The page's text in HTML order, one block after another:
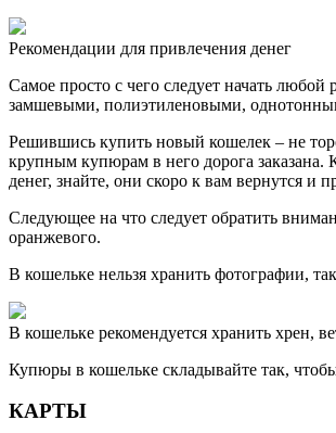
Рекомендации для привлечения денег
Самое просто с чего следует начать
замшевыми, полиэтиленовыми,
Решившись купить новый кошелек – не
крупным купюрам в него дорога
денег, знайте, они скоро к вам вернутся и
Следующее на что следует обратить
оранжевого.
В кошельке нельзя хранить фотографии,
В кошельке рекомендуется хранить хрен,
Купюры в кошельке складывайте так,
КАРТЫ